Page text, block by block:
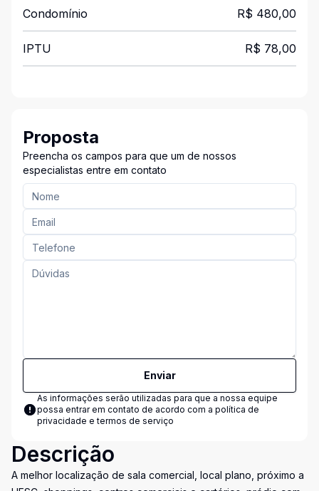
Condomínio R$ 480,00
IPTU R$ 78,00
Proposta
Preencha os campos para que um de nossos
especialistas entre em contato
Enviar
As informações serão utilizadas para que a nossa equipe
possa entrar em contato de acordo com a política de
privacidade e termos de serviço
Descrição
A melhor localização de sala comercial, local plano, próximo a